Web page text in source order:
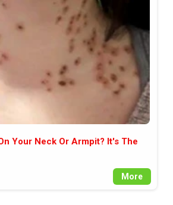
затова държим на
и коректност от
Поднасяме ви
каквито са. В
си потенциал.
Your Neck Or Armpit? It's The
More